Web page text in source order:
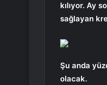
kılıyor. Ay
sağlayan
Şu anda
olacak.